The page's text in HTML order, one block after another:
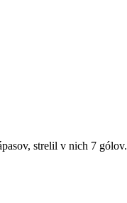
strelil v nich 7 gólov.